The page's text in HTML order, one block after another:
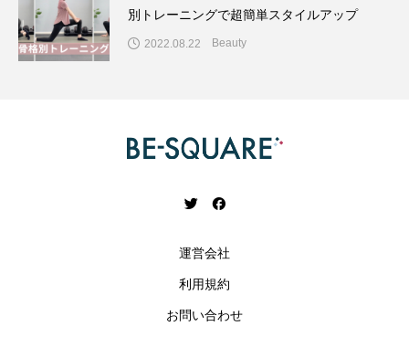
別トレーニングで超簡単スタイルアップ
2022.08.22 Beauty
運営会社
利用規約
お問い合わせ